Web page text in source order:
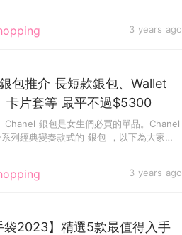
3 years ago
3 years ago
包推介 長短款銀包、Wallet
卡片套等 最平不過$5300
Chanel 銀包是女生們必買的單品。Chanel
列經典變奏款式的 銀包 ，以下為大家
袋2023】精選5款最值得入手